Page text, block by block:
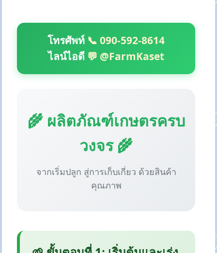
โทรศัพท์ 📞 090-592-8614
ไลน์ไอดี 💬 @FarmKaset
🌾 ผลิตภัณฑ์เกษตรครบ
วงจร 🌾
จากเริ่มปลูก สู่การเก็บเกี่ยว ด้วยสินค้า
คุณภาพ